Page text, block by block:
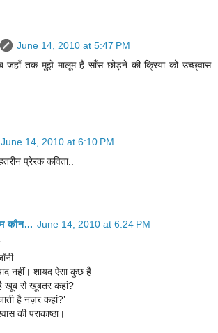
June 14, 2010 at 5:47 PM
जहाँ तक मुझे मालूम हैं साँस छोड़ने की क्रिया को उच्छ्वास
June 14, 2010 at 6:10 PM
प्रेरक कविता..
कौन... June 14, 2010 at 6:24 PM
नहीं। शायद ऐसा कुछ है
खूब से खूबतर कहां?
है नज़र कहां?’
की पराकाष्ठा।